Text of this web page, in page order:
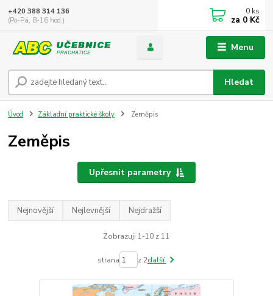
Menu
Hledat
+420 388 314 136
(Po-Pá, 8-16 hod.)
0 ks
za 0 Kč
Úvod Základní praktické školy Zeměpis
Zeměpis
Upřesnit parametry
Nejnovější Nejlevnější Nejdražší
Zobrazuji 1-10 z 11
strana z 2další